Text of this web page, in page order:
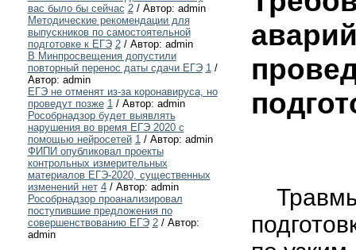
вас было бы сейчас 2/ Автор: admin
Методические рекомендации для
выпускников по самостоятельной
подготовке к ЕГЭ 2/ Автор: admin
В Минпросвещения допустили
повторный перенос даты сдачи ЕГЭ 1/
Автор: admin
ЕГЭ не отменят из-за коронавируса, но
проведут позже 1/ Автор: admin
Рособрнадзор будет выявлять
нарушения во время ЕГЭ 2020 с
помощью нейросетей 1/ Автор: admin
ФИПИ опубликовал проекты
контрольных измерительных
материалов ЕГЭ-2020, существенных
изменений нет 4/ Автор: admin
Рособрнадзор проанализировал
поступившие предложения по
совершенствованию ЕГЭ 2/ Автор:
admin
Травмы